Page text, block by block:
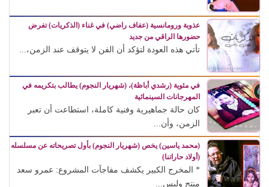
عذوبة ورومانسية (عفاف راضي) في غناء (الذكريات) تفرض
حضورها الراقي من جديد
تأتي هذه العودة لتؤكد أن الفن لا يتوقف عند الزمن،...
في مئوية (رشدي أباظة)، (شهريار النجوم) يطالب بتكريمه في
المهرجانات السينمائية
كان حالة جماهيرية وفنية كاملة، استطاعت أن تعبر
الزمن، وأن...
(محمد ياسين) يخص (شهريار النجوم) بأول تصريحاته عن مسلسله
(أولاد حاراتنا)
* المخرج الكبير يكشف مفاجآت المشروع: عمرو سعد
منتج وليس...